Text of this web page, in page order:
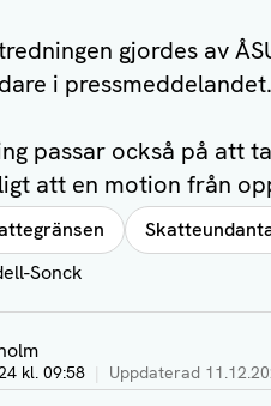
gjordes av
i pressmeddelandet.
passar också på att
att en motion från
Sonck
kl. 09:58 Uppdaterad